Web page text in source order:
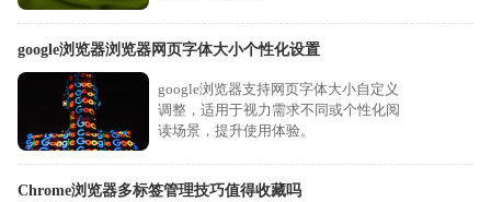
google浏览器浏览器网页字体大小个性化设置
google浏览器支持网页字体大小自定义
调整，适用于视力需求不同或个性化阅
读场景，提升使用体验。
Chrome浏览器多标签管理技巧值得收藏吗